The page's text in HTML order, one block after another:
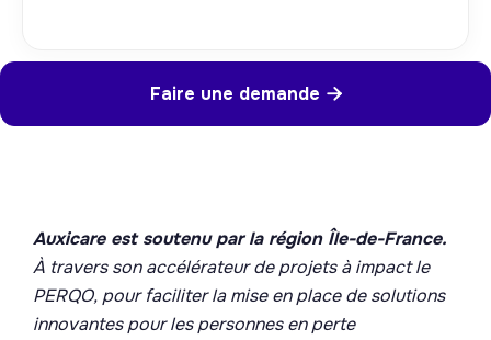
Faire une demande 
Auxicare est soutenu par la région Île-de-France.
À travers son accélérateur de projets à impact le
PERQO, pour faciliter la mise en place de solutions
innovantes pour les personnes en perte